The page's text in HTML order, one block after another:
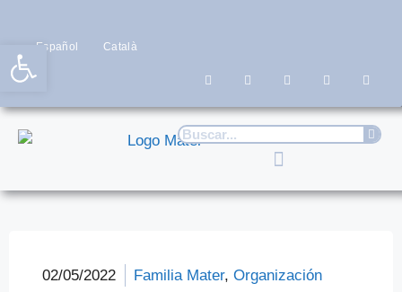
Español Català
02/05/2022 Familia Mater, Organización
Abrir barra de herramientas